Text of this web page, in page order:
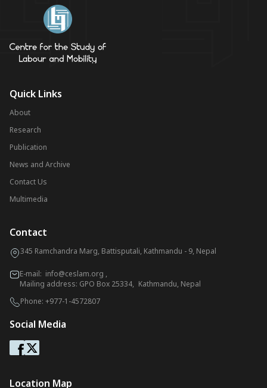
Quick Links
About
Research
Publication
News and Archive
Contact Us
Multimedia
Contact
345 Ramchandra Marg, Battisputali, Kathmandu - 9, Nepal
E-mail: info@ceslam.org ,
Mailing address: GPO Box 25334, Kathmandu, Nepal
Phone: +977-1-4572807
Social Media
Location Map